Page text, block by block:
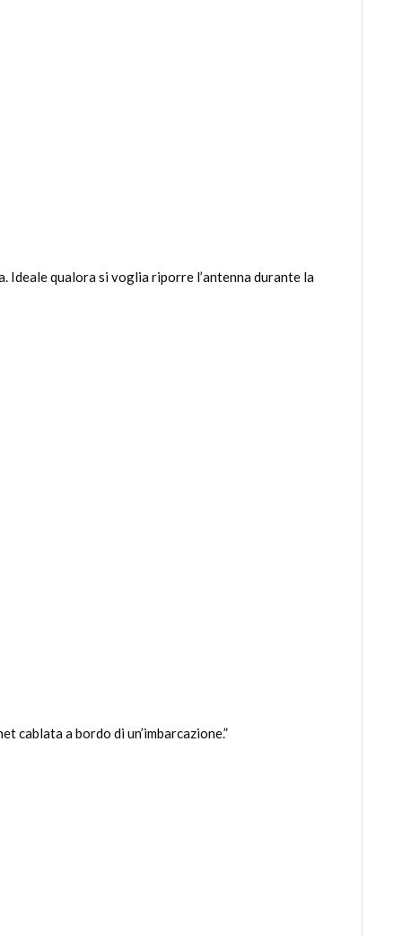
Ideale qualora si voglia riporre l’antenna durante la
cablata a bordo di un’imbarcazione.”